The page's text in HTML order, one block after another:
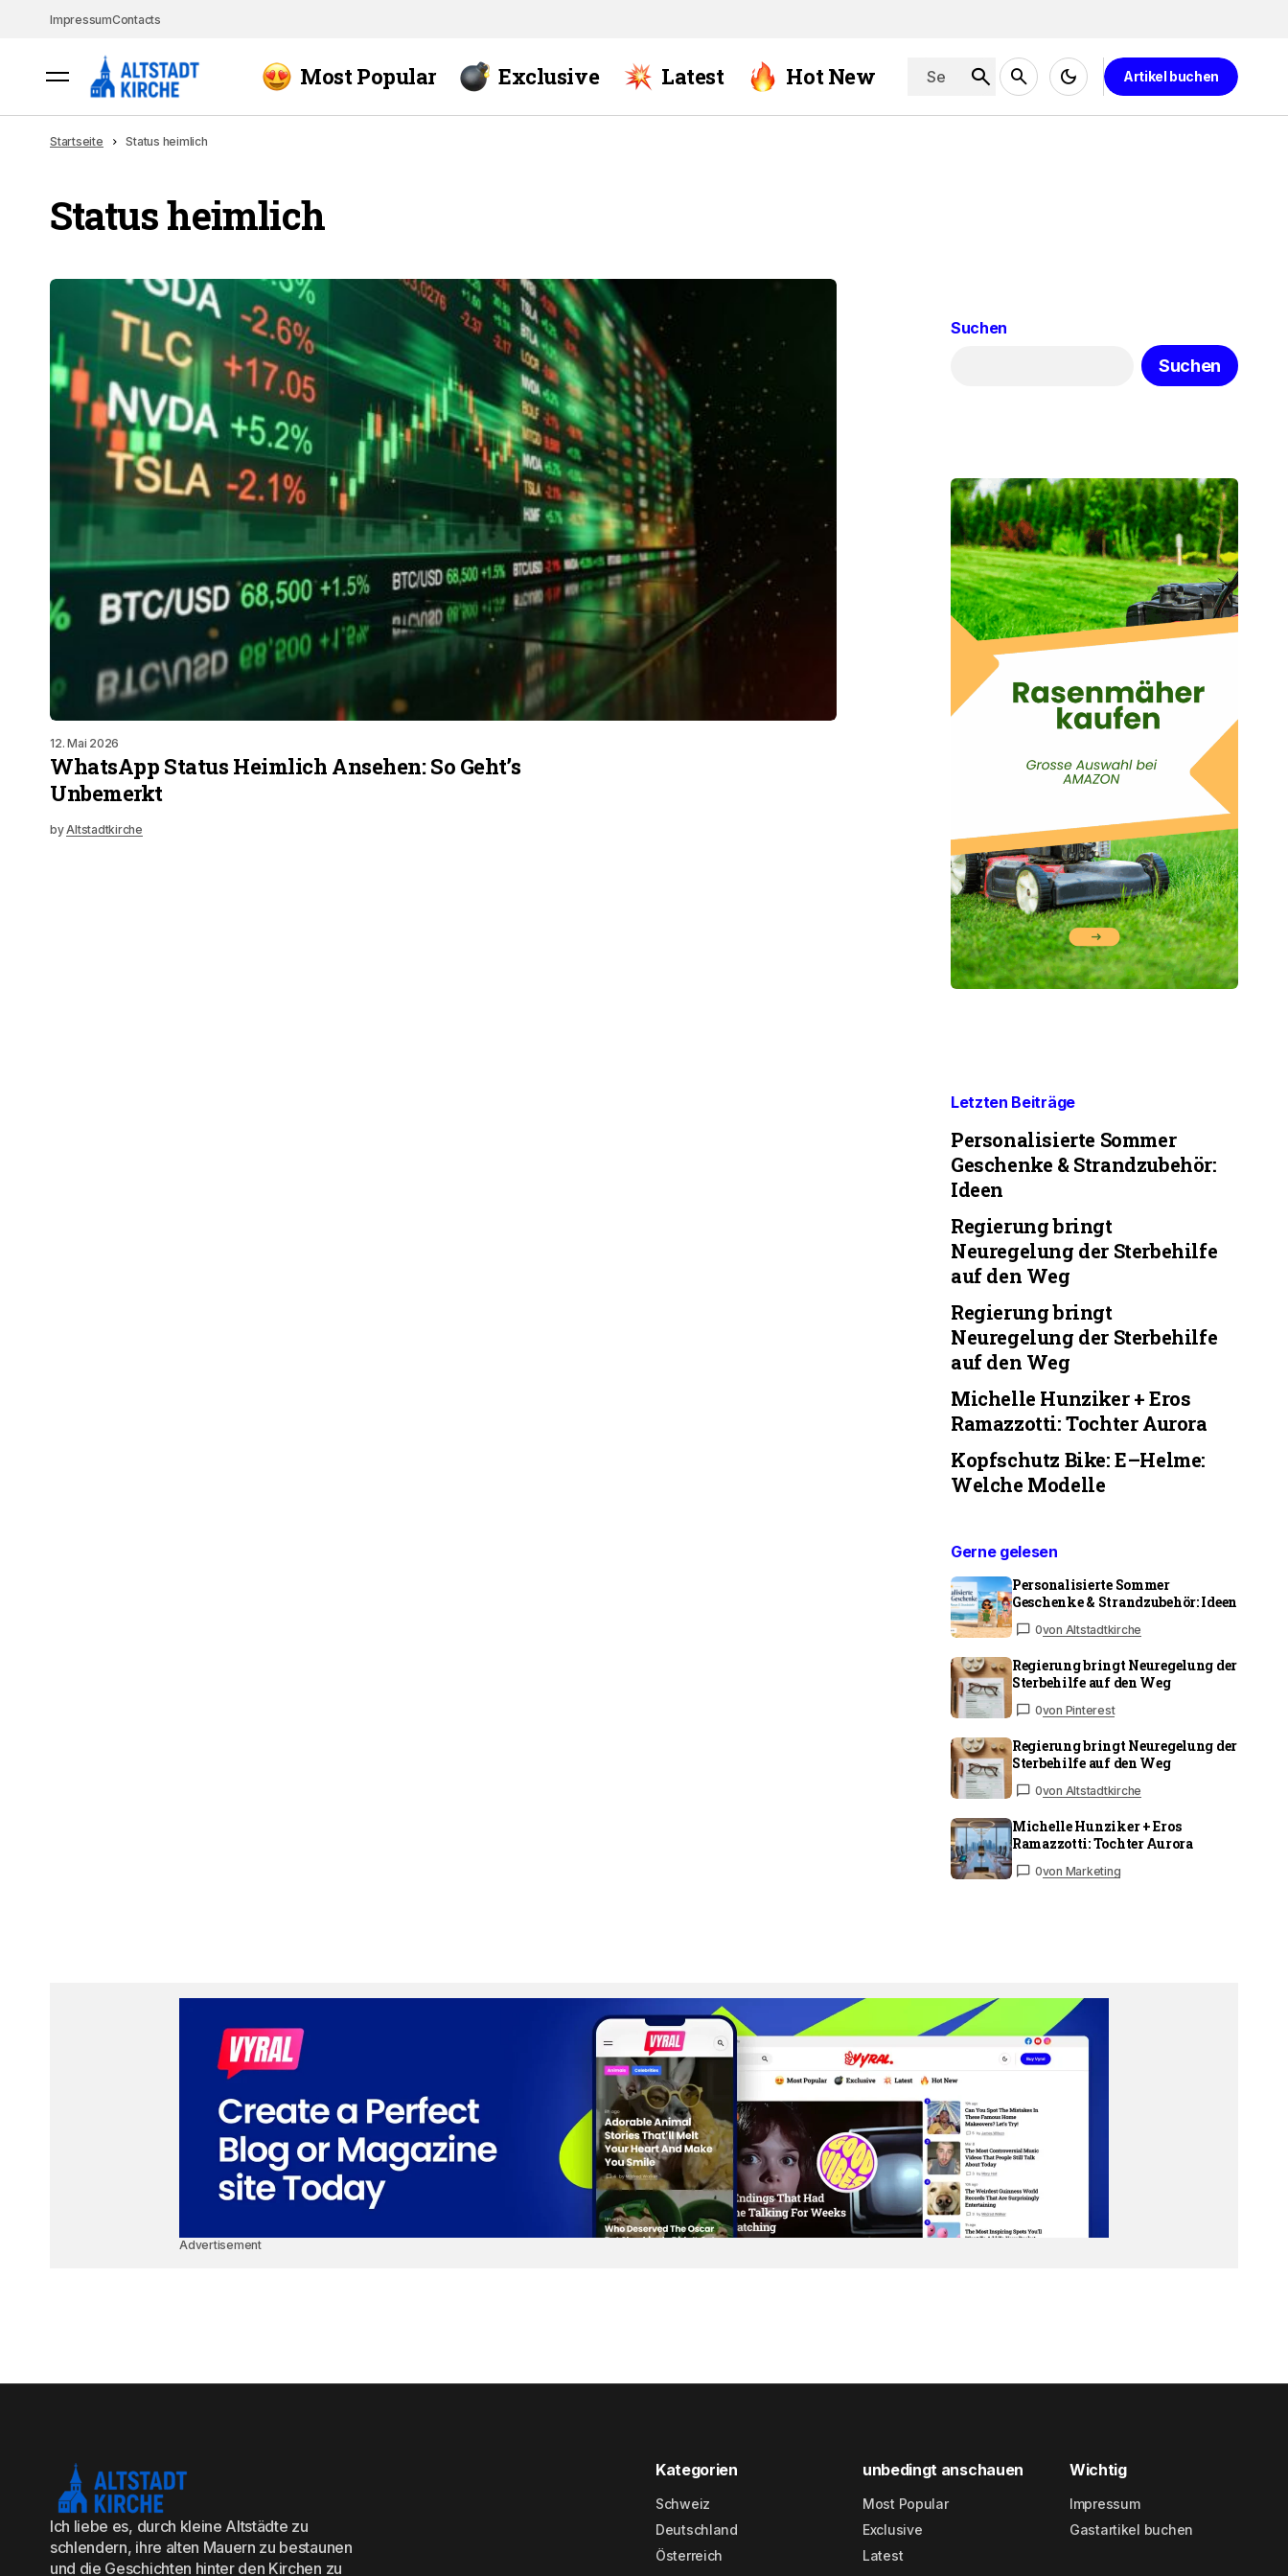
ImpressumContacts
Most Popular Exclusive Latest Hot New Artikel buchen
Startseite Status heimlich
Status heimlich
12. Mai 2026
WhatsApp Status Heimlich Ansehen: So Geht’s
Unbemerkt
byAltstadtkirche
Suchen
Suchen
Letzten Beiträge
Personalisierte Sommer
Geschenke & Strandzubehör:
Ideen
Regierung bringt
Neuregelung der Sterbehilfe
auf den Weg
Regierung bringt
Neuregelung der Sterbehilfe
auf den Weg
Michelle Hunziker + Eros
Ramazzotti: Tochter Aurora
Kopfschutz Bike: E–Helme:
Welche Modelle
Gerne gelesen
Personalisierte Sommer
Geschenke & Strandzubehör: Ideen
0von Altstadtkirche
Regierung bringt Neuregelung der
Sterbehilfe auf den Weg
0von Pinterest
Regierung bringt Neuregelung der
Sterbehilfe auf den Weg
0von Altstadtkirche
Michelle Hunziker + Eros
Ramazzotti: Tochter Aurora
0von Marketing
Advertisement
Ich liebe es, durch kleine Altstädte zu
schlendern, ihre alten Mauern zu bestaunen
und die Geschichten hinter den Kirchen zu
Kategorien
Schweiz
Deutschland
Österreich
unbedingt anschauen
Most Popular
Exclusive
Latest
Wichtig
Impressum
Gastartikel buchen